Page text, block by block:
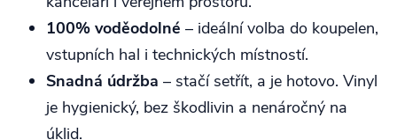
100% voděodolné – ideální volba do koupelen,
vstupních hal i technických místností.
Snadná údržba – stačí setřít, a je hotovo. Vinyl
je hygienický, bez škodlivin a nenáročný na
úklid.